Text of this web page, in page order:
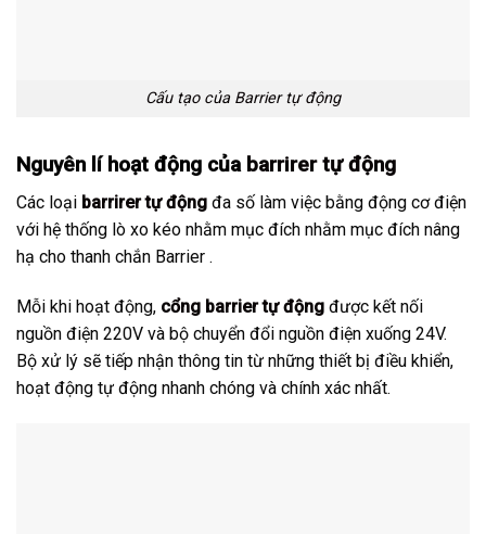
Cấu tạo của Barrier tự động
Nguyên lí hoạt động của barrirer tự động
Các loại barrirer tự động đa số làm việc bằng động cơ điện
với hệ thống lò xo kéo nhằm mục đích nhằm mục đích nâng
hạ cho thanh chắn Barrier .
Mỗi khi hoạt động, cổng barrier tự động được kết nối
nguồn điện 220V và bộ chuyển đổi nguồn điện xuống 24V.
Bộ xử lý sẽ tiếp nhận thông tin từ những thiết bị điều khiển,
hoạt động tự động nhanh chóng và chính xác nhất.